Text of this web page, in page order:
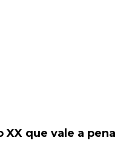
que vale a pena